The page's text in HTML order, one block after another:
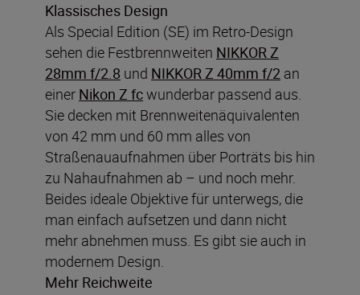
Klassisches Design
Als Special Edition (SE) im Retro-Design
sehen die Festbrennweiten NIKKOR Z
28mm f/2.8 und NIKKOR Z 40mm f/2 an
einer Nikon Z fcwunderbar passend aus.
Sie decken mit Brennweitenäquivalenten
von 42 mm und 60 mm alles von
Straßenauaufnahmen über Porträts bis hin
zu Nahaufnahmen ab – und noch mehr.
Beides ideale Objektive für unterwegs, die
man einfach aufsetzen und dann nicht
mehr abnehmen muss. Es gibt sie auch in
modernem Design.
Mehr Reichweite